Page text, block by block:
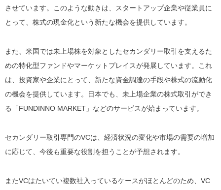
させています。このような動きは、スタートアップ企業や従業員に
とって、株式の現金化という新たな機会を提供しています​​。
また、米国では未上場株を対象としたセカンダリー取引を支えるた
めの特化型ファンドやマーケットプレイスが発展しています。これ
は、投資家や企業にとって、新たな資金調達の手段や株式の流動化
の機会を提供しています。日本でも、未上場企業の株式取引ができ
る「FUNDINNO MARKET」などのサービスが始まっています​​。
セカンダリー取引専門のVCは、経済状況の変化や市場の需要の増加
に応じて、今後も重要な役割を担うことが予想されます。
またVCはたいてい複数社入っているケースがほとんどのため、VC